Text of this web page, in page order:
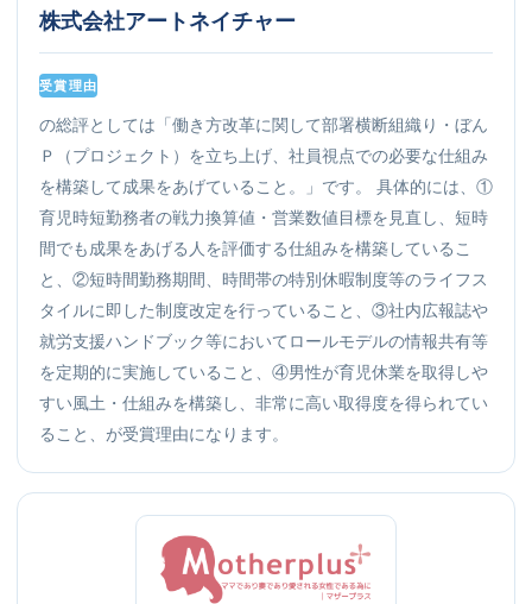
株式会社アートネイチャー
受賞理由
の総評としては「働き方改革に関して部署横断組織り・ぼん
Ｐ（プロジェクト）を立ち上げ、社員視点での必要な仕組み
を構築して成果をあげていること。」です。 具体的には、①
育児時短勤務者の戦力換算値・営業数値目標を見直し、短時
間でも成果をあげる人を評価する仕組みを構築しているこ
と、②短時間勤務期間、時間帯の特別休暇制度等のライフス
タイルに即した制度改定を行っていること、③社内広報誌や
就労支援ハンドブック等においてロールモデルの情報共有等
を定期的に実施していること、④男性が育児休業を取得しや
すい風土・仕組みを構築し、非常に高い取得度を得られてい
ること、が受賞理由になります。